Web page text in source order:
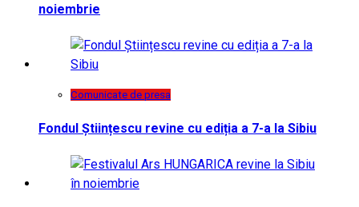
noiembrie
Comunicate de presa
Fondul Științescu revine cu ediția a 7-a la Sibiu